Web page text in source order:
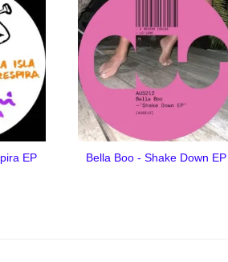
EP Bella Boo - Shake Down EP